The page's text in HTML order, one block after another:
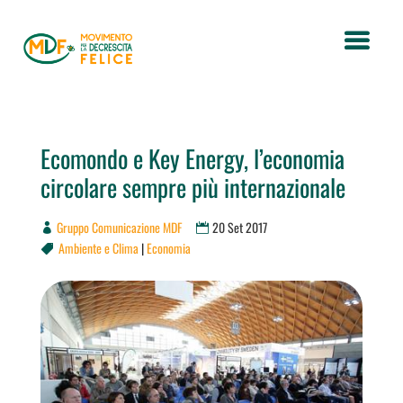
Ecomondo e Key Energy, l’economia
circolare sempre più internazionale
Gruppo Comunicazione MDF 20 Set 2017
 Ambiente e Clima |Economia